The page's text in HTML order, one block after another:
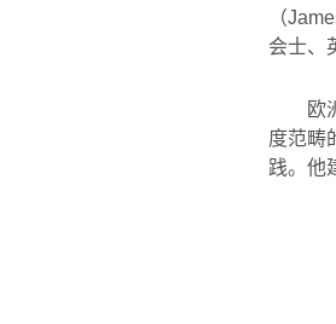
（
会士、
欧
度范畴
践。他